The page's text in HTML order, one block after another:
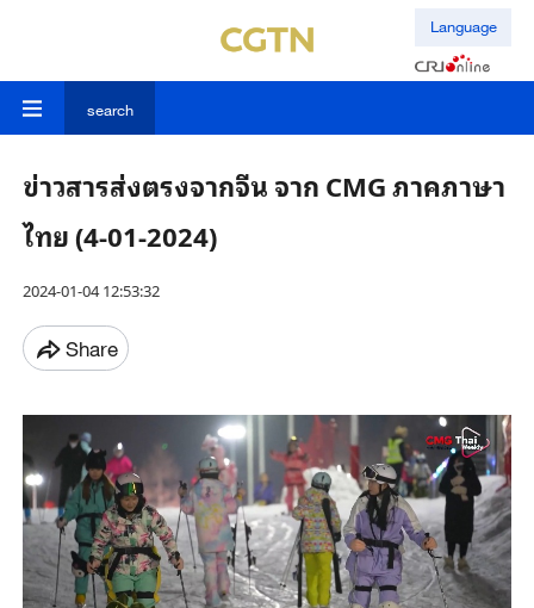
Language
search
ข่าวสารส่งตรงจากจีน จาก CMG ภาคภาษา
ไทย (4-01-2024)
2024-01-04 12:53:32
Share